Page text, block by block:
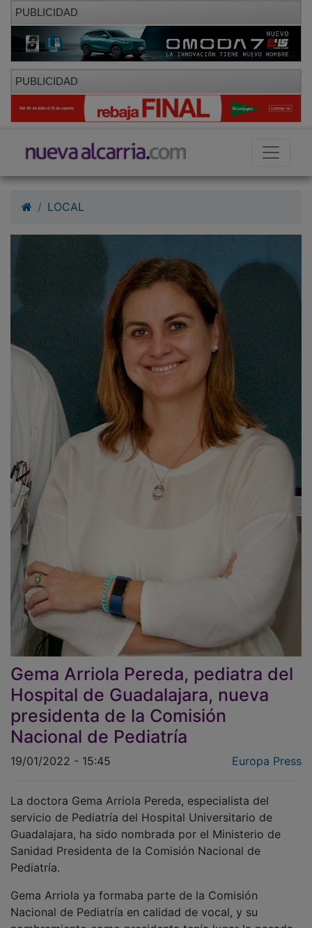
PUBLICIDAD
PUBLICIDAD
Gema Arriola Pereda, pediatra del
Hospital de Guadalajara, nueva
presidenta de la Comisión
Nacional de Pediatría
servicio de Pediatría del Hospital Universitario de
Guadalajara, ha sido nombrada por el Ministerio de
Sanidad Presidenta de la Comisión Nacional de
Pediatría.
Nacional de Pediatría en calidad de vocal, y su
nombramiento como presidenta tenía lugar la pasada